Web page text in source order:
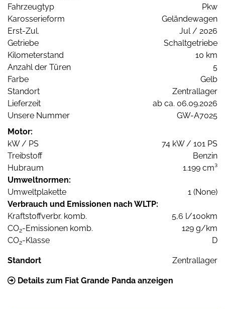
Fahrzeugtyp
Pkw
Karosserieform
Geländewagen
Erst-Zul.
Jul / 2026
Getriebe
Schaltgetriebe
Kilometerstand
10 km
Anzahl der Türen
5
Farbe
Gelb
Standort
Zentrallager
Lieferzeit
ab ca. 06.09.2026
Unsere Nummer
GW-A7025
Motor:
kW / PS
74 kW / 101 PS
Treibstoff
Benzin
Hubraum
1.199 cm³
Umweltnormen:
Umweltplakette
1 (None)
Verbrauch und Emissionen nach WLTP:
Kraftstoffverbr. komb.
5,6 l/100km
CO2-Emissionen komb.
129 g/km
CO2-Klasse D
Standort Zentrallager
Details zum Fiat Grande Panda anzeigen